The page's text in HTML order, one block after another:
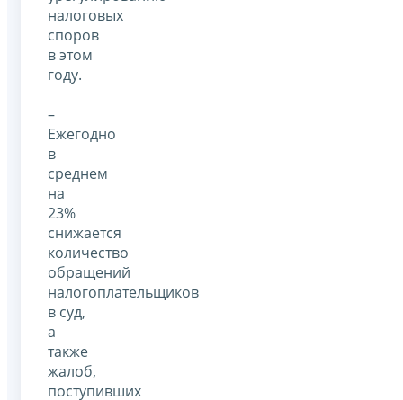
налоговых
споров
в этом
году.
–
Ежегодно
в
среднем
на
23%
снижается
количество
обращений
налогоплательщиков
в суд,
а
также
жалоб,
поступивших